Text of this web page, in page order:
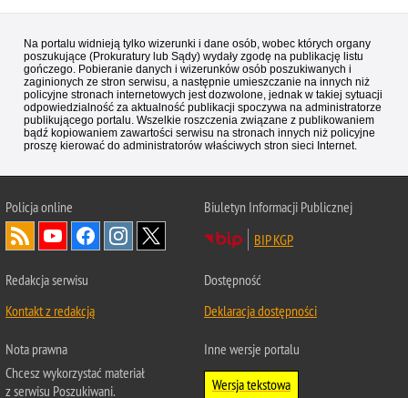
Na portalu widnieją tylko wizerunki i dane osób, wobec których organy
poszukujące (Prokuratury lub Sądy) wydały zgodę na publikację listu
gończego. Pobieranie danych i wizerunków osób poszukiwanych i
zaginionych ze stron serwisu, a następnie umieszczanie na innych niż
policyjne stronach internetowych jest dozwolone, jednak w takiej sytuacji
odpowiedzialność za aktualność publikacji spoczywa na administratorze
publikującego portalu. Wszelkie roszczenia związane z publikowaniem
bądź kopiowaniem zawartości serwisu na stronach innych niż policyjne
proszę kierować do administratorów właściwych stron sieci Internet.
Policjaonline
Biuletyn Informacji Publicznej
BIP KGP
Redakcja serwisu
Kontakt z redakcją
Dostępność
Deklaracja dostępności
Nota prawna
Chcesz wykorzystać materiał
z serwisu Poszukiwani.
Inne wersje portalu
Wersja tekstowa